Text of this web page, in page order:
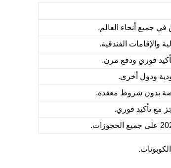
جميع أنحاء العالم.
والإقامات الفندقية.
فوري ودفع مرن.
ودول أخرى.
بدون شروط معقدة.
مع تأكيد فوري.